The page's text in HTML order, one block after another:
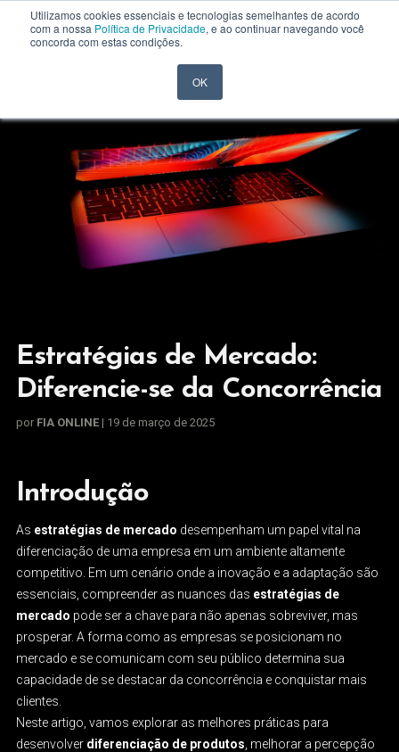
Utilizamos cookies essenciais e tecnologias semelhantes de acordo
com a nossa Política de Privacidade, e ao continuar navegando você
concorda com estas condições.
OK
Estratégias de Mercado:
Diferencie-se da Concorrência
por FIA ONLINE | 19 de março de 2025
Introdução
As estratégias de mercado desempenham um papel vital na
diferenciação de uma empresa em um ambiente altamente
competitivo. Em um cenário onde a inovação e a adaptação são
essenciais, compreender as nuances das estratégias de
mercado pode ser a chave para não apenas sobreviver, mas
prosperar. A forma como as empresas se posicionam no
mercado e se comunicam com seu público determina sua
capacidade de se destacar da concorrência e conquistar mais
clientes.
Neste artigo, vamos explorar as melhores práticas para
desenvolver diferenciação de produtos , melhorar a percepção